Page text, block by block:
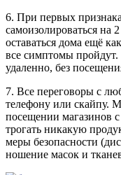
6. При первых
самоизолироваться на
оставаться дома ещё
все симптомы
удаленно, без
7. Все переговоры с
телефону или скайпу.
посещении магазинов
трогать никакую
меры безопасности
ношение масок и